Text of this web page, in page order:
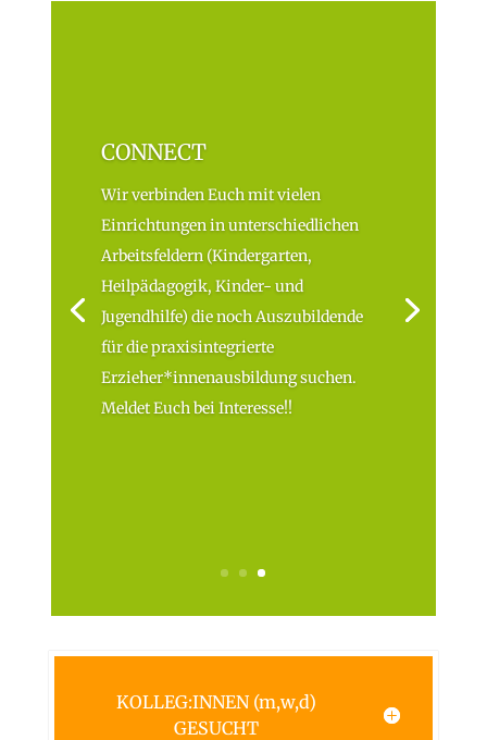
CONNECT
Wir verbinden Euch mit vielen
Einrichtungen in unterschiedlichen
Arbeitsfeldern (Kindergarten,
Heilpädagogik, Kinder- und
Jugendhilfe) die noch Auszubildende
für die praxisintegrierte
Erzieher*innenausbildung suchen.
Meldet Euch bei Interesse!!
KOLLEG:INNEN (m,w,d)
GESUCHT